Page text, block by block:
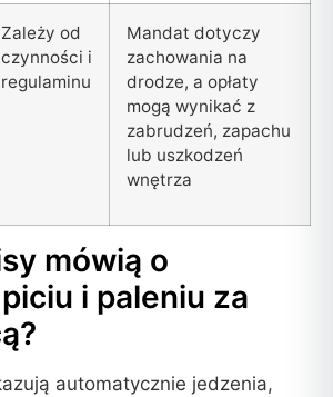
Zależy od
czynności i
regulaminu
Mandat dotyczy
zachowania na
drodze, a opłaty
mogą wynikać z
zabrudzeń, zapachu
lub uszkodzeń
wnętrza
mówią o
i paleniu za
automatycznie jedzenia,